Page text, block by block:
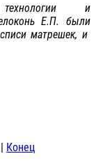
технологии и
Е.П. были
матрешек, и
| Конец